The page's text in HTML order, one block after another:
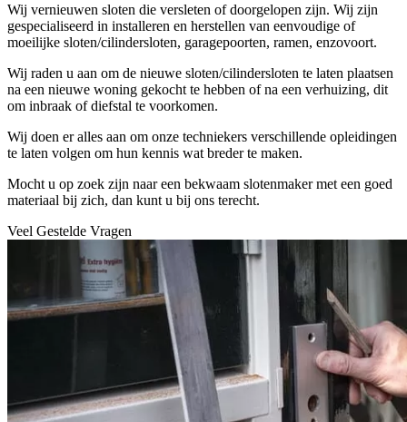
Wij vernieuwen sloten die versleten of doorgelopen zijn. Wij zijn
gespecialiseerd in installeren en herstellen van eenvoudige of
moeilijke sloten/cilindersloten, garagepoorten, ramen, enzovoort.
Wij raden u aan om de nieuwe sloten/cilindersloten te laten plaatsen
na een nieuwe woning gekocht te hebben of na een verhuizing, dit
om inbraak of diefstal te voorkomen.
Wij doen er alles aan om onze techniekers verschillende opleidingen
te laten volgen om hun kennis wat breder te maken.
Mocht u op zoek zijn naar een bekwaam slotenmaker met een goed
materiaal bij zich, dan kunt u bij ons terecht.
Veel Gestelde Vragen